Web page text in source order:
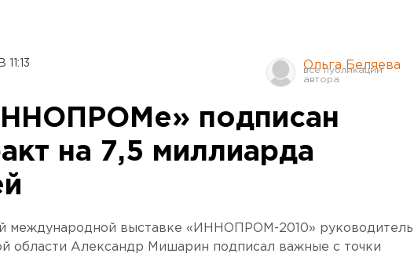
Ольга Беляева
подписан
на 7,5 миллиарда
международной выставке «ИННОПРОМ-2010» руководитель
области Александр Мишарин подписал важные с точки